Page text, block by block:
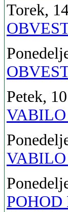
Torek,
Petek,
VABILO
VABILO